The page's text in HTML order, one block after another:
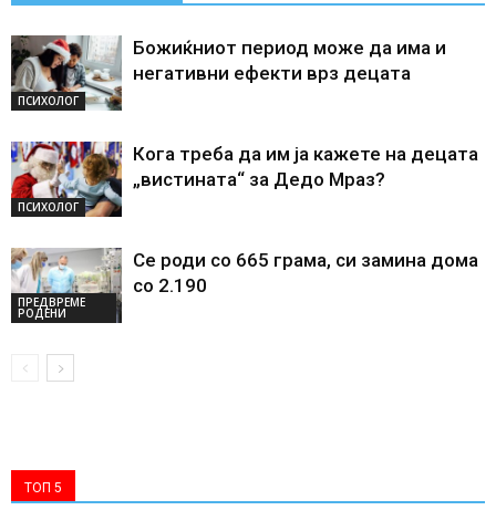
ПСИХОЛОГ
Божиќниот период може да има и
негативни ефекти врз децата
ПСИХОЛОГ
Кога треба да им ја кажете на децата
„вистината“ за Дедо Мраз?
ПРЕДВРЕМЕ
РОДЕНИ
Се роди со 665 грама, си замина дома
со 2.190
ТОП 5